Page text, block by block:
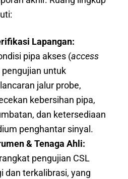
Lapangan:
pipa akses (access
untuk
jalur probe,
kebersihan pipa,
dan ketersediaan
penghantar sinyal.
& Tenaga Ahli:
pengujian CSL
dan terkalibrasi, yang